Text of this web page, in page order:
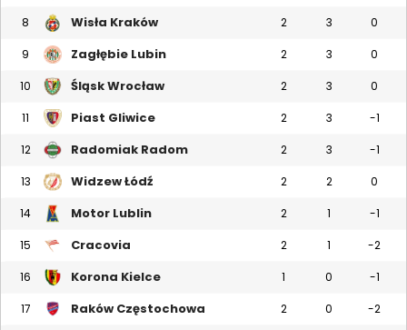
8 Wisła Kraków 2 3 0
9 Zagłębie Lubin 2 3 0
10 Śląsk Wrocław 2 3 0
11 Piast Gliwice 2 3 -1
12 Radomiak Radom 2 3 -1
13 Widzew Łódź 2 2 0
14 Motor Lublin 2 1 -1
15 Cracovia 2 1 -2
16 Korona Kielce 1 0 -1
17 Raków Częstochowa 2 0 -2